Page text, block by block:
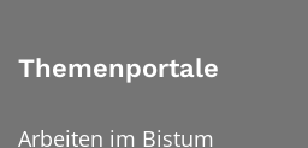
Themenportale
Arbeiten im Bistum